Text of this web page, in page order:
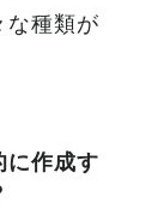
な種類が
に作成す